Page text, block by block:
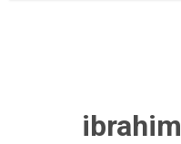
ibrahim